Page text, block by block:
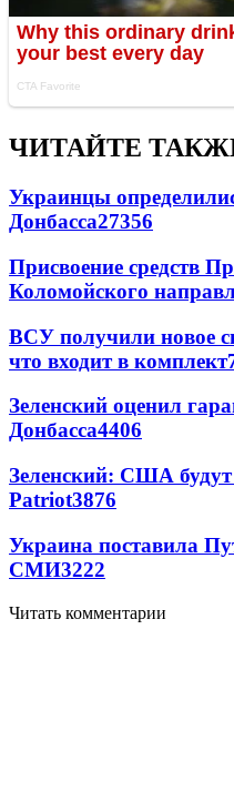
ЧИТАЙТЕ
Украинцы
Донбасса27356
Присвоение средств
Коломойского
ВСУ получили новое
что входит в комплект
Зеленский оценил
Донбасса4406
Зеленский: США будут
Patriot3876
Украина поставила
СМИ3222
Читать комментарии